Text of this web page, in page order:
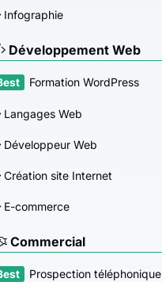
Infographie
Développement Web
Formation WordPress
Langages Web
Développeur Web
Création site Internet
E-commerce
Commercial
Prospection téléphonique